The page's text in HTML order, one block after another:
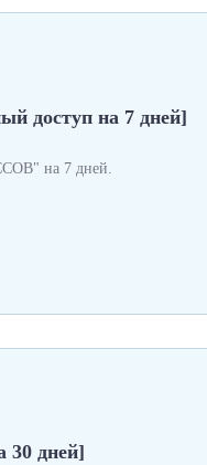
доступ на 7 дней]
на 7 дней.
30 дней]